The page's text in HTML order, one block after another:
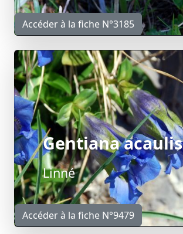
Accéder à la fiche N°3185
Gentiana acaulis
Linné
Accéder à la fiche N°9479